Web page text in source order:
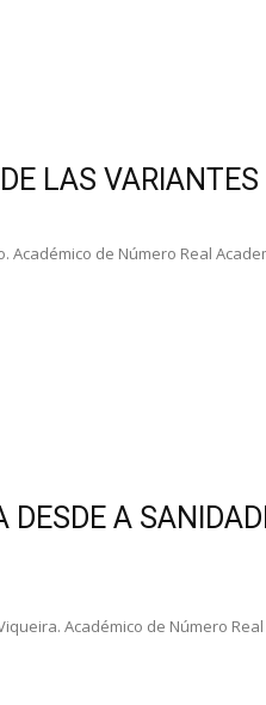
LAS VARIANTES
Académico de Número Real
DESDE A
Académico de Número